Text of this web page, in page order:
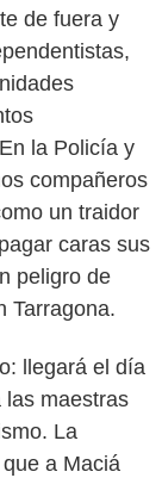
de fuera y
la Policía y
compañeros
un traidor
caras sus
peligro de
Tarragona.
llegará el día
las maestras
La
a Maciá